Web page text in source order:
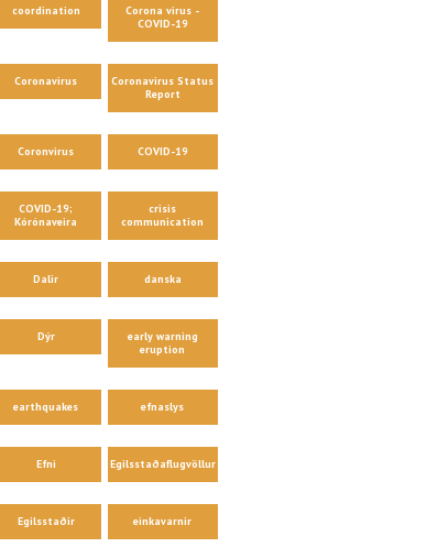
coordination
Corona virus -
COVID-19
Coronavirus
Coronavirus Status
Report
Coronvirus COVID-19
COVID-19;
Kórónaveira
crisis
communication
Dalir danska
Dýr
early warning
eruption
earthquakes efnaslys
Efni Egilsstaðaflugvöllur
Egilsstaðir einkavarnir